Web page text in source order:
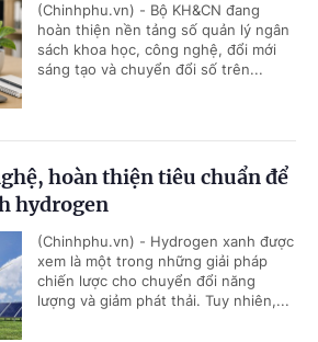
(Chinhphu.vn) - Bộ KH&CN đang
hoàn thiện nền tảng số quản lý ngân
sách khoa học, công nghệ, đổi mới
sáng tạo và chuyển đổi số trên...
hoàn thiện tiêu chuẩn để
hydrogen
(Chinhphu.vn) - Hydrogen xanh được
xem là một trong những giải pháp
chiến lược cho chuyển đổi năng
lượng và giảm phát thải. Tuy nhiên,...